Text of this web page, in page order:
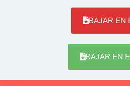
BAJAR EN
BAJAR EN